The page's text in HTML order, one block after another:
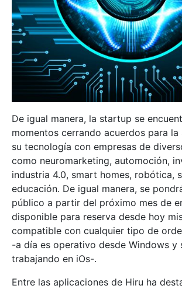
De igual manera, la startup se
momentos cerrando acuerdos para
su tecnología con empresas de
como neuromarketing, automoción,
industria 4.0, smart homes, robótica,
educación. De igual manera, se
público a partir del próximo mes de
disponible para reserva desde hoy
compatible con cualquier tipo de
-a día es operativo desde Windows y
trabajando en iOs-.
Entre las aplicaciones de Hiru ha